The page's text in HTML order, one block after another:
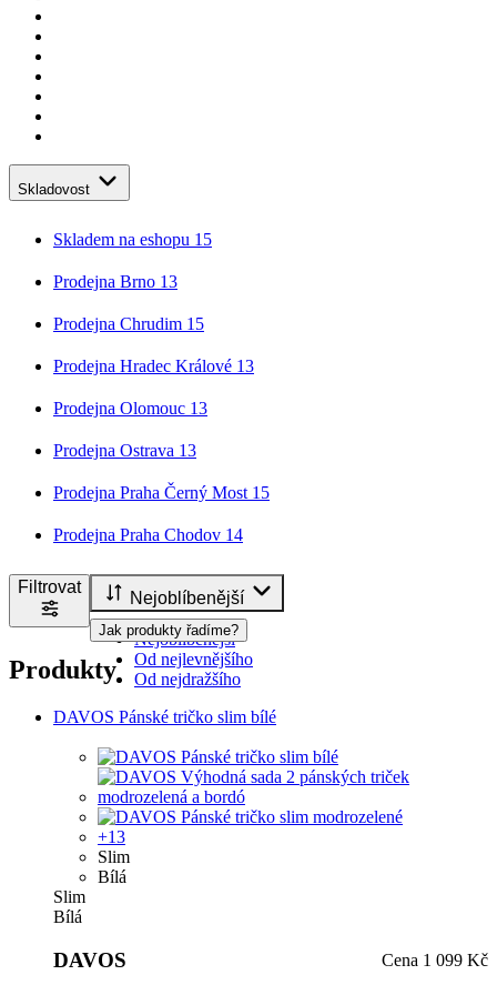
Skladovost
Skladem na eshopu 15
Prodejna Brno 13
Prodejna Chrudim 15
Prodejna Hradec Králové 13
Prodejna Olomouc 13
Prodejna Ostrava 13
Prodejna Praha Černý Most 15
Prodejna Praha Chodov 14
Filtrovat
Nejoblíbenější
Nejoblíbenější
Od nejlevnějšího
Od nejdražšího
Jak produkty řadíme?
Produkty
DAVOS Pánské tričko slim bílé
+13
Slim
Bílá
Slim
Bílá
DAVOS Cena 1 099 Kč